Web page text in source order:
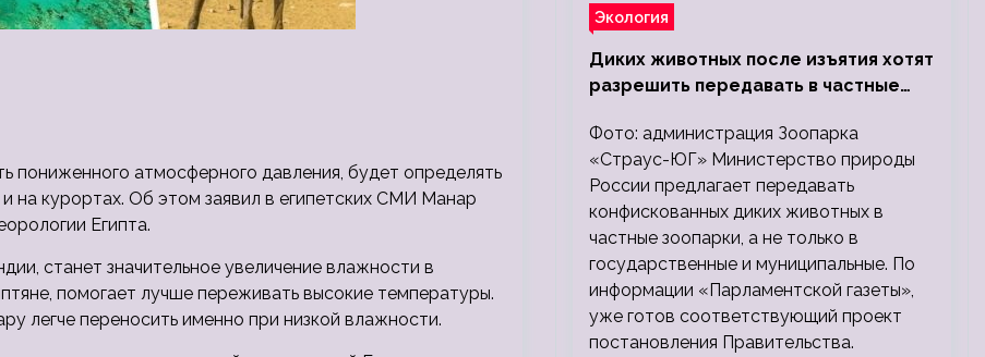
пониженного атмосферного давления, будет определять
на курортах. Об этом заявил в египетских СМИ Манар
Египта.
станет значительное увеличение влажности в
помогает лучше переживать высокие температуры.
легче переносить именно при низкой влажности.
Экология
Диких животных после изъятия хотят
разрешить передавать в частные
Фото: администрация Зоопарка
«Страус-ЮГ» Министерство природы
России предлагает передавать
конфискованных диких животных в
частные зоопарки, а не только в
государственные и муниципальные. По
информации «Парламентской газеты»,
уже готов соответствующий проект
постановления Правительства.